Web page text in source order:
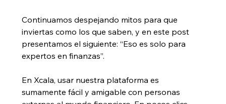
Continuamos despejando mitos para que
inviertas como los que saben, y en este post
presentamos el siguiente: “Eso es solo para
expertos en finanzas”.
En Xcala, usar nuestra plataforma es
sumamente fácil y amigable con personas